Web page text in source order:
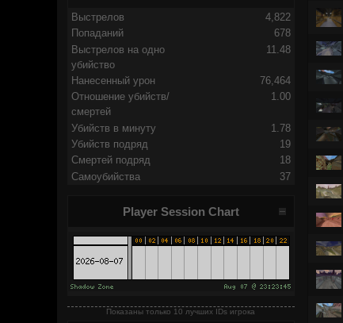
Выстрелов
4,822
Попаданий
678
Выстрелов на одно
убийство
11.48
Нанесенный урон
76,464
Отношение убийств/
смертей
1.00
Убийств в минуту
1.78
Убийств подряд
19
Смертей подряд
18
Самоубийства
37
Player Session Chart
Показаны только 10 лучших IDs игрока